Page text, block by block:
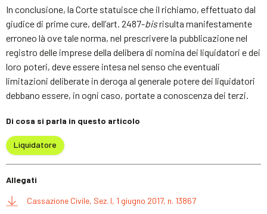
In conclusione, la Corte statuisce che il richiamo, effettuato dal
giudice di prime cure, dell’art. 2487-bisrisulta manifestamente
erroneo là ove tale norma, nel prescrivere la pubblicazione nel
registro delle imprese della delibera di nomina dei liquidatori e dei
loro poteri, deve essere intesa nel senso che eventuali
limitazioni deliberate in deroga al generale potere dei liquidatori
debbano essere, in ogni caso, portate a conoscenza dei terzi.
Di cosa si parla in questo articolo
Liquidatore
Allegati
Cassazione Civile, Sez. I, 1 giugno 2017, n. 13867